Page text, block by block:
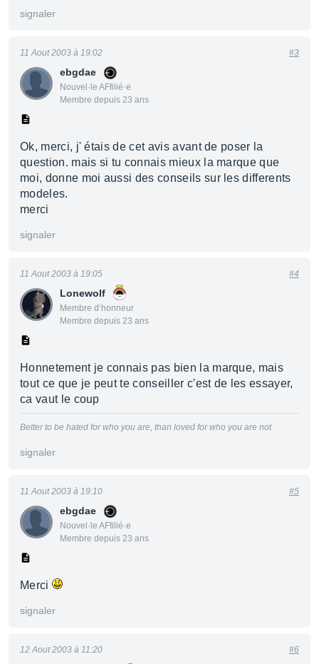
signaler
ebgdae
Nouvel·le AFfilié·e
Membre depuis 23 ans
11 Aout 2003 à 19:02 #3
Ok, merci, j' étais de cet avis avant de poser la
question. mais si tu connais mieux la marque que
moi, donne moi aussi des conseils sur les differents
modeles.
merci
signaler
Lonewolf
Membre d’honneur
Membre depuis 23 ans
11 Aout 2003 à 19:05 #4
Honnetement je connais pas bien la marque, mais
tout ce que je peut te conseiller c'est de les essayer,
ca vaut le coup
Better to be hated for who you are, than loved for who you are not
signaler
ebgdae
Nouvel·le AFfilié·e
Membre depuis 23 ans
11 Aout 2003 à 19:10 #5
Merci
signaler
12 Aout 2003 à 11:20 #6